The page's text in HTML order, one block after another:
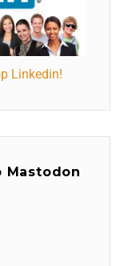
Linkedin!
Mastodon